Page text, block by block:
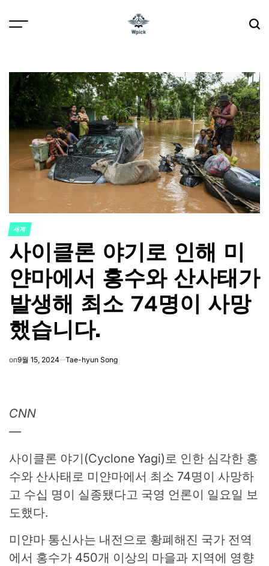
POSTED
IN
세계
사이클론 야기로 인해 미
얀마에서 홍수와 산사태가
발생해 최소 74명이 사망
했습니다.
on9월 15, 2024 Tae-hyun Song
CNN
—
사이클론 야기(Cyclone Yagi)로 인한 심각한 홍
수와 산사태로 미얀마에서 최소 74명이 사망하
고 수십 명이 실종됐다고 국영 언론이 일요일 보
도했다.
미얀마 통신사는 내전으로 황폐해진 국가 전역
에서 홍수가 450개 이상의 마을과 지역에 영향